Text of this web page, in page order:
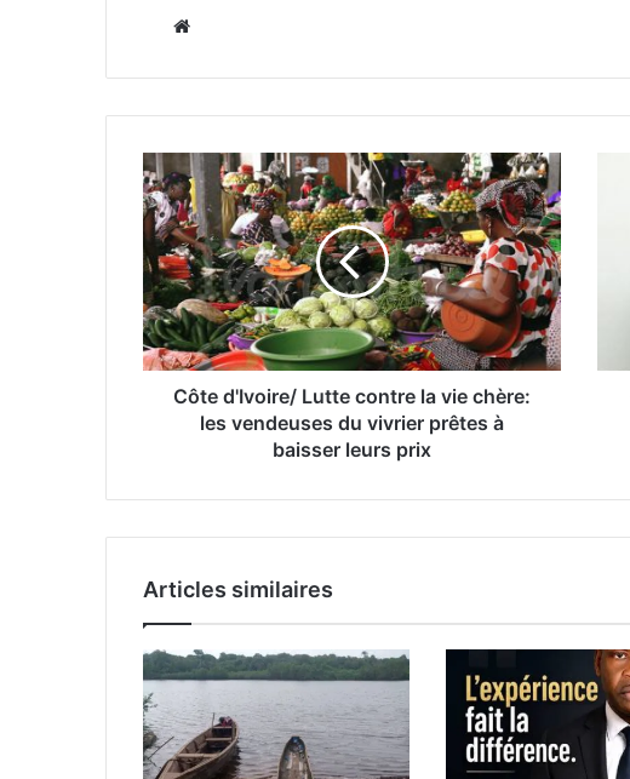
Côte d'Ivoire/ Lutte contre la vie chère:
les vendeuses du vivrier prêtes à
baisser leurs prix
Articles similaires